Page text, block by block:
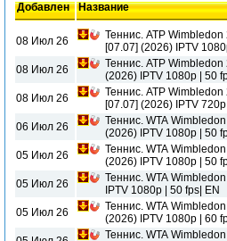
Добавлен Название
08 Июл 26
Теннис. ATP
[07.07] (2026) IPTV
08 Июл 26
Теннис. ATP Wimbledon
(2026) IPTV 1080р | 50
08 Июл 26
Теннис. ATP
[07.07] (2026) IPTV
06 Июл 26
Теннис. WTA
(2026) IPTV 1080р | 50
05 Июл 26
Теннис. WTA
(2026) IPTV 1080р | 50
05 Июл 26
Теннис. WTA
IPTV 1080р | 50 fps| EN
05 Июл 26
Теннис. WTA
(2026) IPTV 1080р | 60
Теннис. WTA